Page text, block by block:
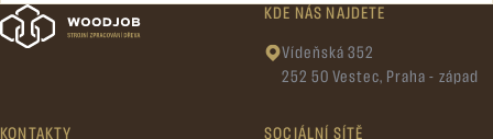
KDE NÁS NAJDETE
Vídeňská 352
252 50 Vestec, Praha - západ
KONTAKTY SOCIÁLNÍ SÍTĚ